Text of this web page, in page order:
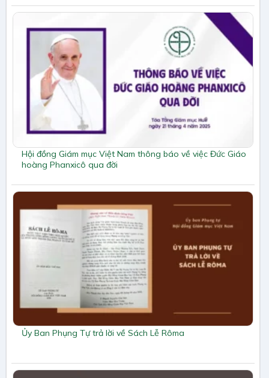
Hội đồng Giám mục Việt Nam thông báo về việc Đức Giáo
hoàng Phanxicô qua đời
Ủy Ban Phụng Tự trả lời về Sách Lễ Rôma